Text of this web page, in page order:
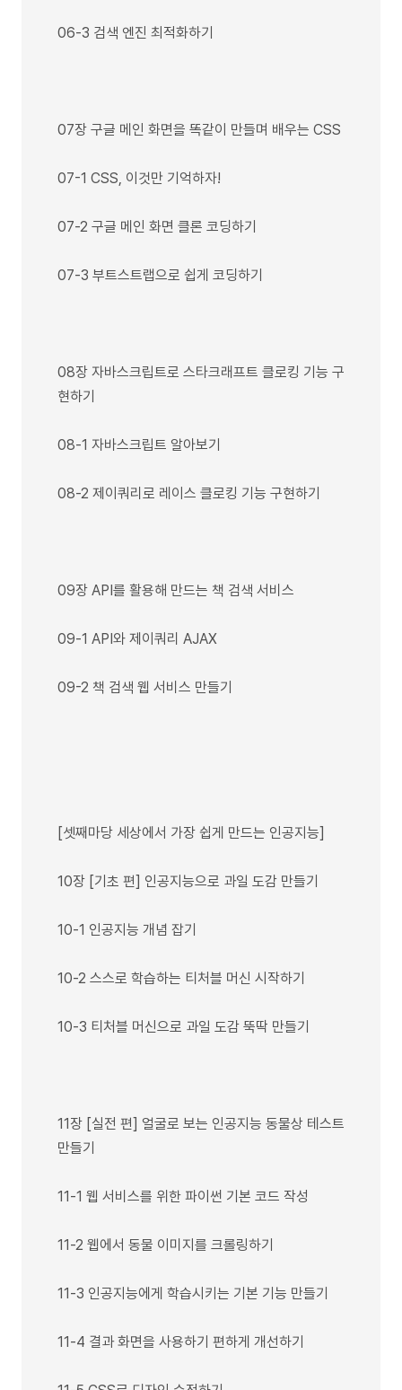
06-3 검색 엔진 최적화하기
07장 구글 메인 화면을 똑같이 만들며 배우는 CSS
07-1 CSS, 이것만 기억하자!
07-2 구글 메인 화면 클론 코딩하기
07-3 부트스트랩으로 쉽게 코딩하기
08장 자바스크립트로 스타크래프트 클로킹 기능 구
현하기
08-1 자바스크립트 알아보기
08-2 제이쿼리로 레이스 클로킹 기능 구현하기
09장 API를 활용해 만드는 책 검색 서비스
09-1 API와 제이쿼리 AJAX
09-2 책 검색 웹 서비스 만들기
[셋째마당 세상에서 가장 쉽게 만드는 인공지능]
10장 [기초 편] 인공지능으로 과일 도감 만들기
10-1 인공지능 개념 잡기
10-2 스스로 학습하는 티처블 머신 시작하기
10-3 티처블 머신으로 과일 도감 뚝딱 만들기
11장 [실전 편] 얼굴로 보는 인공지능 동물상 테스트
만들기
11-1 웹 서비스를 위한 파이썬 기본 코드 작성
11-2 웹에서 동물 이미지를 크롤링하기
11-3 인공지능에게 학습시키는 기본 기능 만들기
11-4 결과 화면을 사용하기 편하게 개선하기